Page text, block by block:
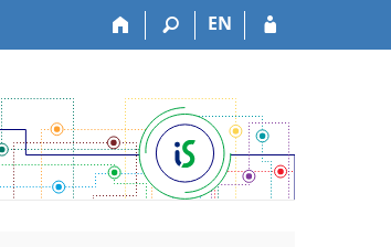
EN